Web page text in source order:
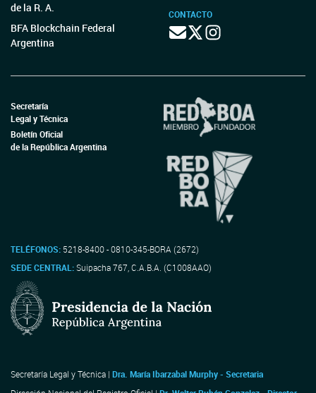
de la R. A.
BFA Blockchain Federal
Argentina
CONTACTO
Secretaría
Legal y Técnica
Boletín Oficial
de la República Argentina
TELÉFONOS: 5218-8400 - 0810-345-BORA (2672)
SEDE CENTRAL:Suipacha 767, C.A.B.A. (C1008AAO)
Secretaría Legal y Técnica | Dra. María Ibarzabal Murphy - Secretaria